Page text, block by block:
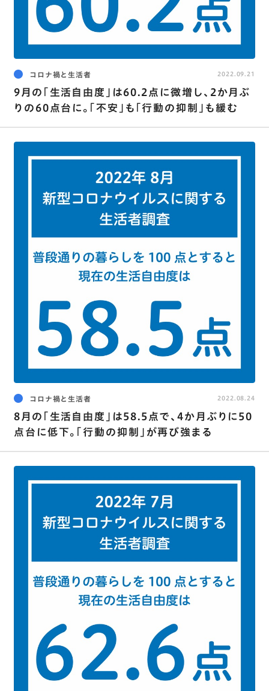
コロナ禍と生活者
9月の｢生活自由度｣は60.2点に微増し､2か月ぶ
りの60点台に。｢不安｣も｢行動の抑制｣も緩む
2022.09.21
コロナ禍と生活者
8月の｢生活自由度｣は58.5点で､4か月ぶりに50
点台に低下。｢行動の抑制｣が再び強まる
2022.08.24